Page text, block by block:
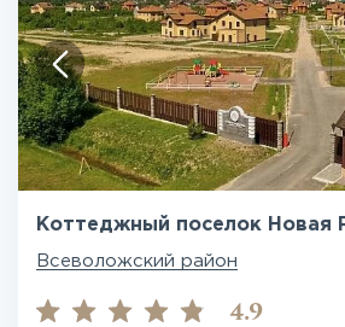
Коттеджный поселок Новая
Всеволожский район
4.9